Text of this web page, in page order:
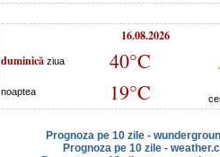
16.08.2026
duminică ziua 40°C
noaptea 19°C
Prognoza pe 10 zile -
Prognoza pe 10 zile -